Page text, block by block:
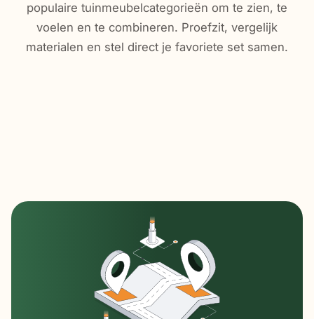
populaire tuinmeubelcategorieën om te zien, te
voelen en te combineren. Proefzit, vergelijk
materialen en stel direct je favoriete set samen.